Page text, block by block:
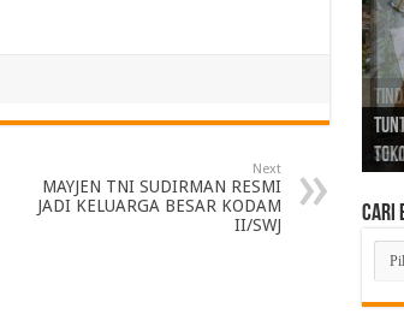
Next
MAYJEN TNI SUDIRMAN RESMI
JADI KELUARGA BESAR KODAM
II/SWJ
Cari
Cari
di